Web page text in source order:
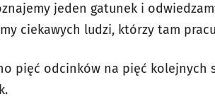
jeden gatunek i
ciekawych ludzi, którzy tam
pięć odcinków na pięć kolejnych